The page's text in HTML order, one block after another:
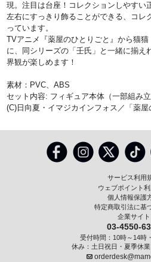
現。注目は台座！コレクションしやすい
左右にすっきり飾ることができる、コレ
っています。
TVアニメ『薬屋のひとりごと』から猫
に、同シリーズの「壬氏」と一緒に揃え
界観が楽しめます！
素材：PVC、ABS
セット内容: フィギュア本体（一部組み
(C)日向夏・イマジカインフォス／「薬
サービス利用
ウェブポイント
個人情報保護
特定商取引法に基
企業サイト
03-4550-
受付時間：10時～14時
休み：土日祝日・夏季休